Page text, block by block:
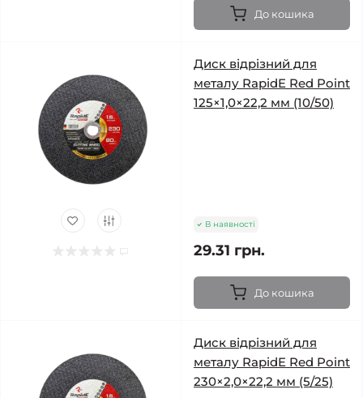
До кошика
Диск відрізний для
металу RapidE Red Point
125×1,0×22,2 мм (10/50)
В наявності
29.31 грн.
До кошика
Диск відрізний для
металу RapidE Red Point
230×2,0×22,2 мм (5/25)